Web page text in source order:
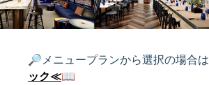
🔎メニュープランから選択の場合は
ック≪📖